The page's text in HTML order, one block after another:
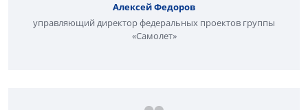
Алексей Федоров
управляющий директор федеральных проектов группы
«Самолет»